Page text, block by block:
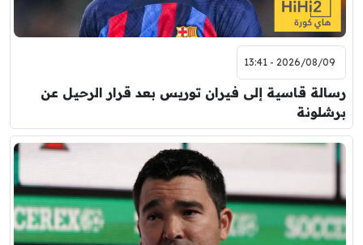
2026/08/09 - 13:41
رسالة قاسية إلى فيران توريس بعد قرار الرحيل عن
برشلونة